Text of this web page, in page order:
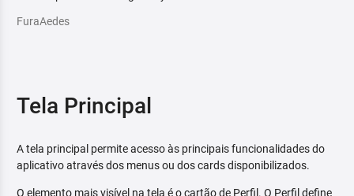
FuraAedes
Tela Principal
A tela principal permite acesso às principais funcionalidades do
aplicativo através dos menus ou dos cards disponibilizados.
O elemento mais visível na tela é o cartão de Perfil. O Perfil define